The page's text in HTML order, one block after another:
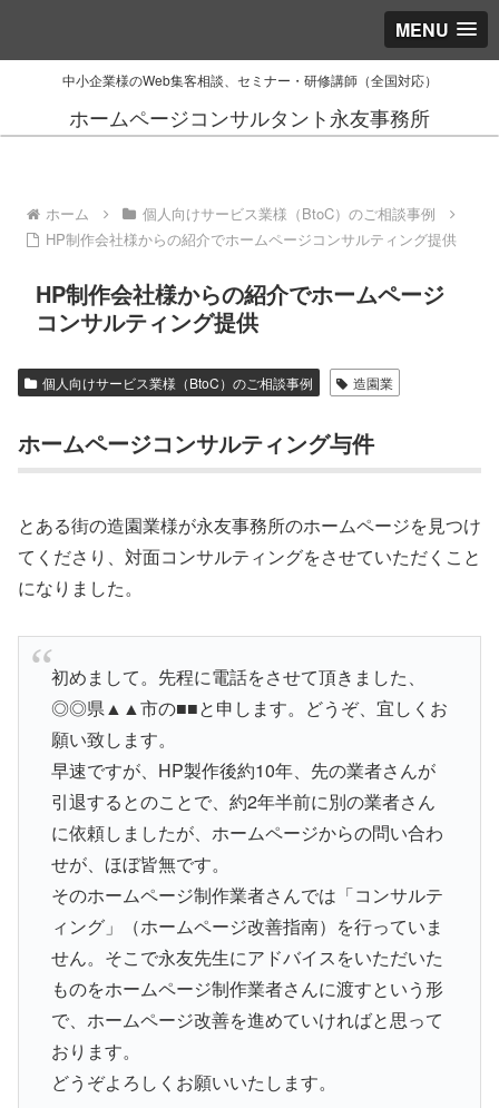
MENU
中小企業様のWeb集客相談、セミナー・研修講師（全国対応）
ホームページコンサルタント永友事務所
ホーム
個人向けサービス業様（BtoC）のご相談事例
HP制作会社様からの紹介でホームページコンサルティング提供
HP制作会社様からの紹介でホームページ
コンサルティング提供
個人向けサービス業様（BtoC）のご相談事例 造園業
ホームページコンサルティング与件
とある街の造園業様が永友事務所のホームページを見つけ
てくださり、対面コンサルティングをさせていただくこと
になりました。
初めまして。先程に電話をさせて頂きました、
◎◎県▲▲市の■■と申します。どうぞ、宜しくお
願い致します。
早速ですが、HP製作後約10年、先の業者さんが
引退するとのことで、約2年半前に別の業者さん
に依頼しましたが、ホームページからの問い合わ
せが、ほぼ皆無です。
そのホームページ制作業者さんでは「コンサルテ
ィング」（ホームページ改善指南）を行っていま
せん。そこで永友先生にアドバイスをいただいた
ものをホームページ制作業者さんに渡すという形
で、ホームページ改善を進めていければと思って
おります。
どうぞよろしくお願いいたします。